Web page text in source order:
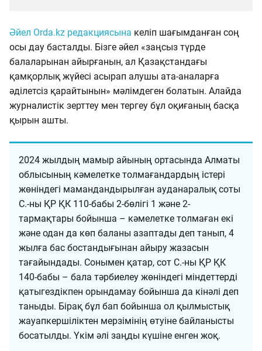
Әйел Orda.kz редакциясына келіп шағымданған соң
осы дау басталды. Бізге әйел «заңсыз түрде
балаларынан айырғанын, ал Қазақстандағы
қамқорлық жүйесі асырап алушы ата-аналарға
әділетсіз қарайтынын» мәлімдеген болатын. Алайда
журналистік зерттеу мен тергеу бұл оқиғаның басқа
қырын ашты.
2024 жылдың мамыр айының ортасында Алматы
облысының кәмелетке толмағандардың істері
жөніндегі мамандандырылған ауданаралық соты
С.-ны ҚР ҚК 110-бабы 2-бөлігі 1 және 2-
тармақтары бойынша – кәмелетке толмаған екі
және одан да көп баланы азаптады деп танып, 4
жылға бас бостандығынан айыру жазасын
тағайындады. Сонымен қатар, сот С.-ны ҚР ҚК
140-бабы – бала тәрбиелеу жөніндегі міндеттерді
қатыгездікпен орындамау бойынша да кінәлі деп
таныды. Бірақ бұл бап бойынша ол қылмыстық
жауапкершіліктен мерзімінің өтуіне байланысты
босатылды. Үкім әлі заңды күшіне енген жоқ.